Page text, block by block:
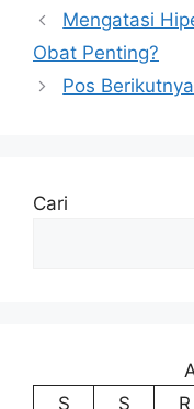
Mengatasi
Obat Penting?
Pos Berikutnya
Cari
S
S R